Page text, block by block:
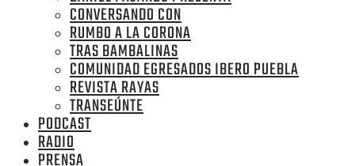
CONVERSANDO CON
RUMBO A LA CORONA
TRAS BAMBALINAS
COMUNIDAD EGRESADOS IBERO PUEBLA
REVISTA RAYAS
TRANSEÚNTE
PODCAST
RADIO
PRENSA